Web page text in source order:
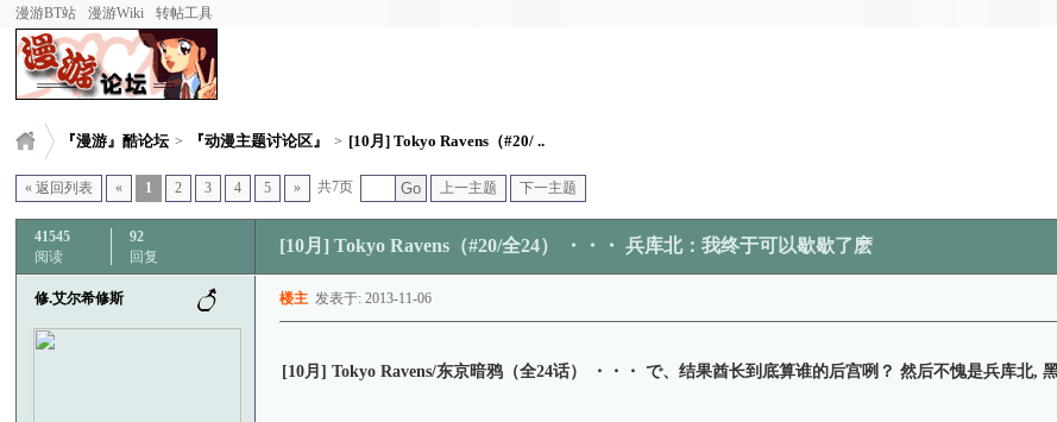
漫游BT站 漫游Wiki 转帖工具
『漫游』酷论坛 > 『动漫主题讨论区』 > [10月] Tokyo Ravens（#20/ ..
« 返回列表 « 1 2 3 4 5 » 共7页 Go 上一主题 下一主题
41545
阅读
92
回复
[10月] Tokyo Ravens（#20/全24） ・・・ 兵库北：我终于可以歇歇了麽
修.艾尔希修斯 楼主 发表于: 2013-11-06
[10月] Tokyo Ravens/东京暗鸦（全24话） ・・・ で、结果酋长到底算谁的后宫咧？ 然后不愧是兵库北,